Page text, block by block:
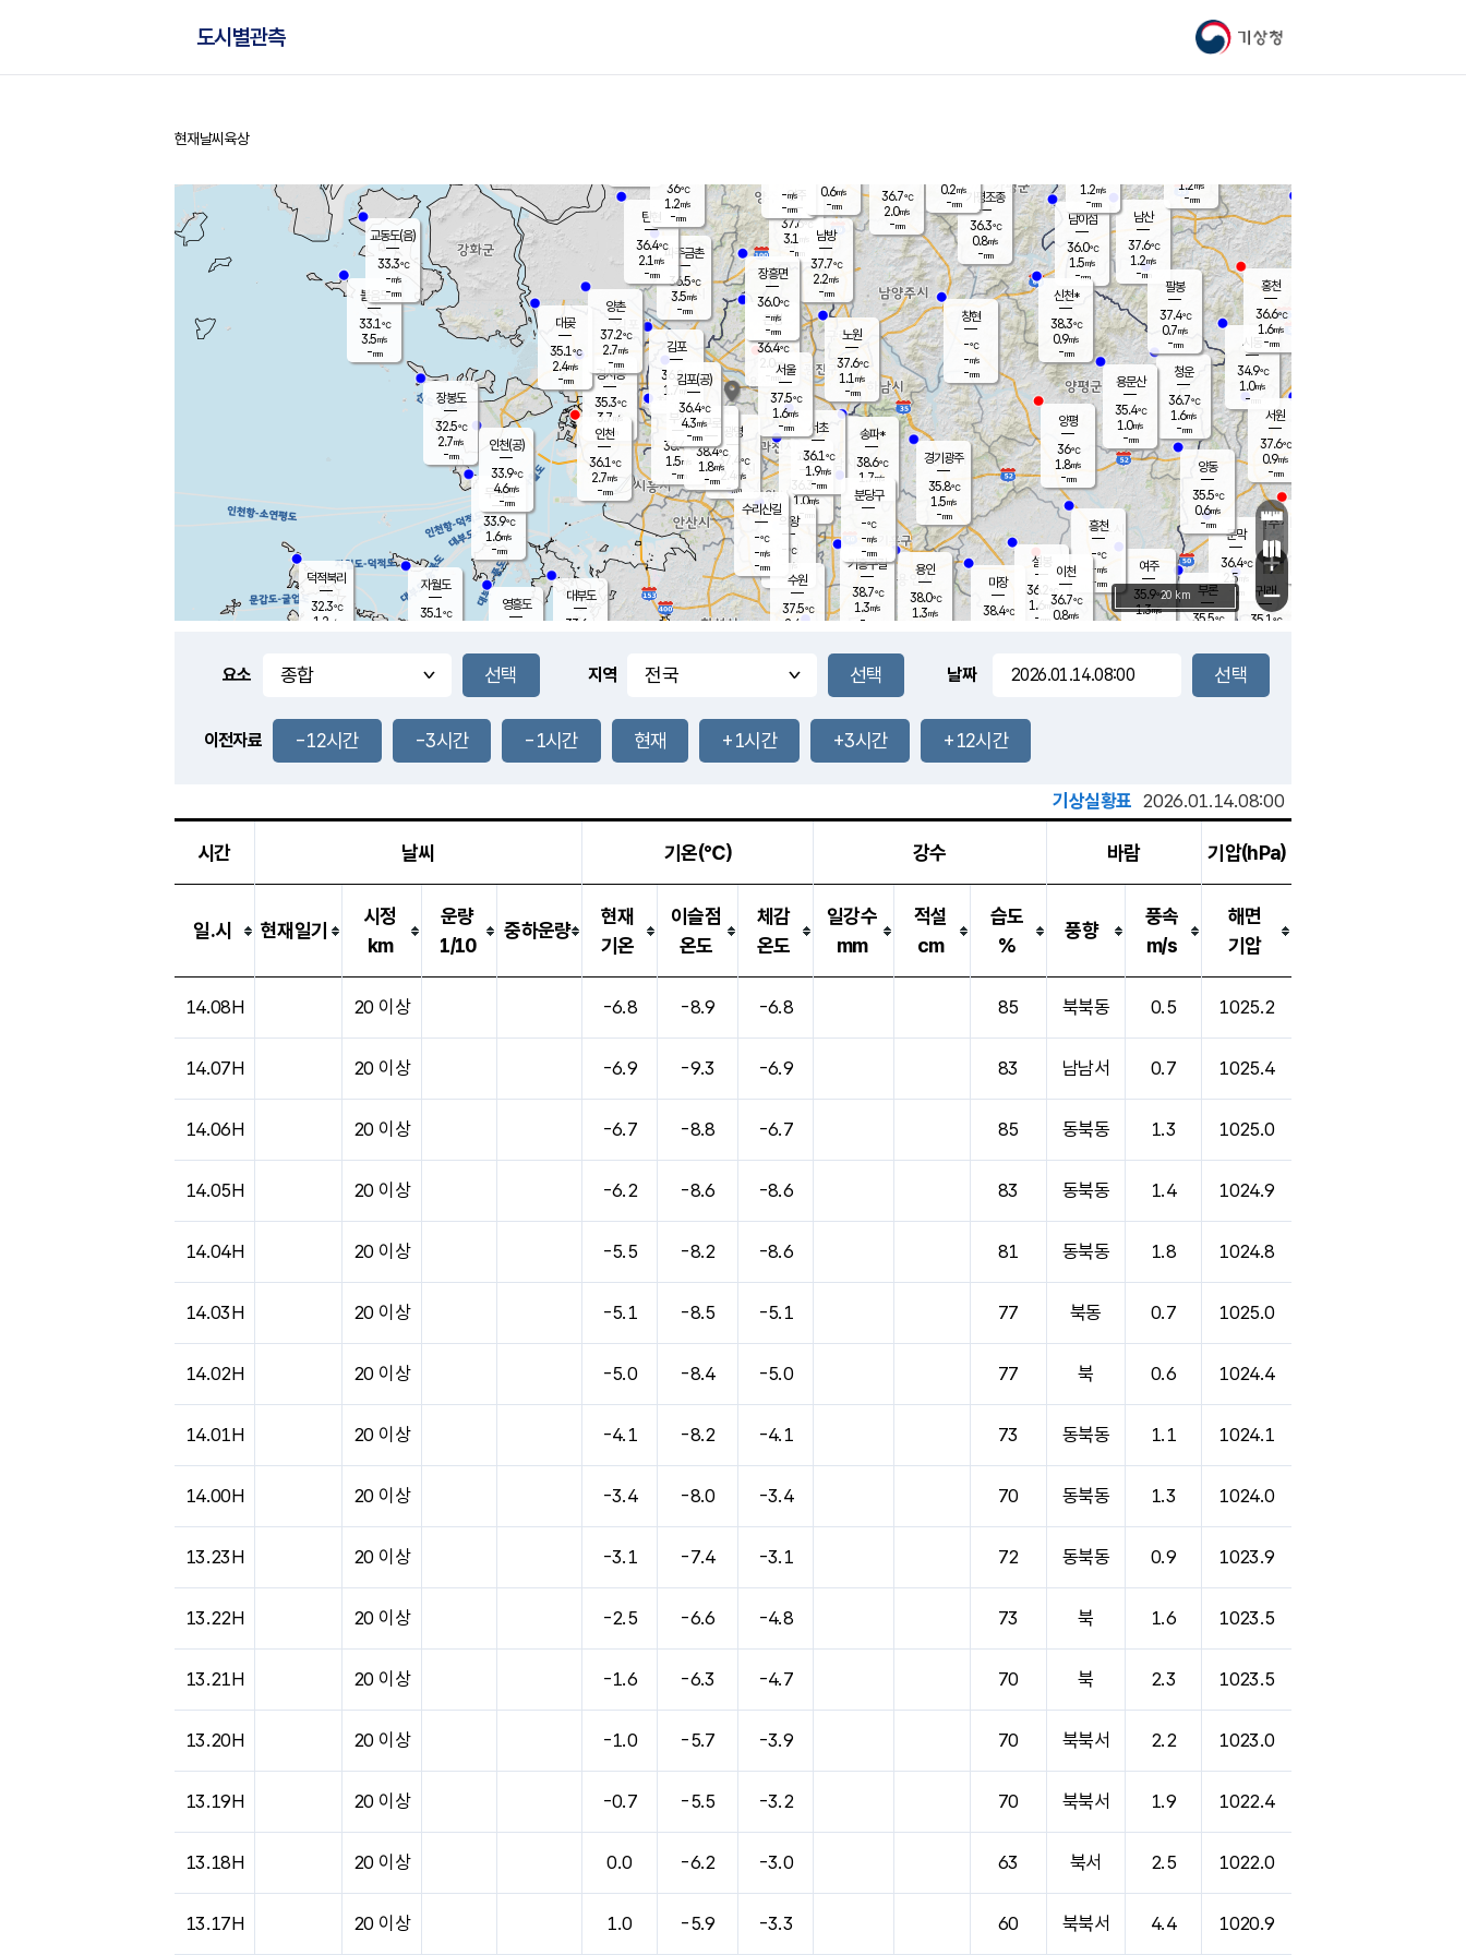
기상청
도시별관측
홈
현재날씨 육상
풍도
2.3m/s
문막
36.4℃
2.5m/s
mm
남이섬
36.0℃
1.5m/s
-mm
무의도
33.9℃
1.6m/s
-mm
영흥도
볼음도
33.1℃
3.5m/s
-mm
자월도
35.1℃
양주
37.6℃
3.1
-mm
부론
35.5℃
과천
36.3℃
1.0m/s
- mm
남산
37.6℃
1.2m/s
-mm
장봉도
32.5℃
2.7m/s
-mm
-mm
청운
36.7℃
1.6m/s
-mm
팔봉
37.4℃
0.7m/s
-mm
-mm
용인
38.0℃
1.3m/s
여주
35.9℃
1.3m/s
양동
35.5℃
0.6m/s
-mm
경기광주
35.8℃
1.5m/s
-mm
장호원
1.2m/s
-mm
34.2
℃
대부도
33.6
-
경서동
35.3℃
3.7 m/s
-mm
파주금촌
36.5℃
3.5m/s
-mm
가평조종
36.3℃
0.8m/s
-mm
36.7℃
2.0m/s
-mm
대곶
35.1℃
2.4m/s
-mm
신천*
38.3℃
0.9m/s
-mm
창현
-℃
-m/s
-mm
탄현
36.4℃
2.1 m/s
-mm
0.2m/s
-mm
38.0℃
1.5m/s
-mm
흥천
-℃
-m/s
-mm
마장
38.4℃
의왕
- ℃
m/s
mm
김포
36.8℃
1.7 m/s
mm
설봉
36.2
1.6 m/s
- mm
광명
37.4 ℃
2.4 m/s
-mm
부천
36.4℃
1.5m/s
-mm
-mm
양촌
37.2℃
2.7m/s
-mm
구로
38.4℃
1.8m/s
-mm
은평
36.4℃
2.0 m/s
- mm
노원
37.6℃
1.1 m/s
-mm
송파*
38.6℃
1.7m/s
-mm
서초
36.1℃
1.9m/s
-mm
남방
37.7℃
2.2m/s
-mm
기흥구갈
38.7℃
1.3m/s
-
수리산길
-℃
-m/s
-mm
분당구
-℃
-m/s
-mm
장흥면
36.0℃
-m/s
-mm
-m/s
-mm
시동
34.9℃
1.0m/s
- mm
귀래
35.1 ℃
서원
37.6℃
0.9m/s
-mm
용문산
35.4℃
1.0m/s
-mm
덕적북리
32.3℃
1.2 m/s
인천(공)
33.9℃
4.6m/s
-mm
김포(공)
36.4℃
4.3m/s
-mm
교동도(음)
33.3℃
-m/s
-mm
홍천
36.6℃
1.6m/s
-mm
이천
36.7℃
0.8m/s
양평
36℃
1.8m/s
-mm
수원
37.5℃
2.4 m/s
인천
36.1℃
2.7m/s
-mm
서울
37.5℃
1.6m/s
-mm
1.2m/s
-mm
36℃
1.2m/s
-mm
0.6m/s
-mm
+
−
20 km
요소 지역 날짜
이전자료 -12시간 -3시간 -1시간 현재 +1시간 +3시간 +12시간
기상실황표 2026.01.14.08:00
시간 날씨 기온(℃) 강수 바람 기압(hPa)
일.시 현재일기
시정
km
운량
1/10
중하운량
현재
기온
이슬점
온도
체감
온도
일강수
mm
적설
cm
습도
%
풍향
풍속
m/s
해면
기압
14.08H 20 이상 -6.8 -8.9 -6.8 85 북북동 0.5 1025.2
14.07H 20 이상 -6.9 -9.3 -6.9 83 남남서 0.7 1025.4
14.06H 20 이상 -6.7 -8.8 -6.7 85 동북동 1.3 1025.0
14.05H 20 이상 -6.2 -8.6 -8.6 83 동북동 1.4 1024.9
14.04H 20 이상 -5.5 -8.2 -8.6 81 동북동 1.8 1024.8
14.03H 20 이상 -5.1 -8.5 -5.1 77 북동 0.7 1025.0
14.02H 20 이상 -5.0 -8.4 -5.0 77 북 0.6 1024.4
14.01H 20 이상 -4.1 -8.2 -4.1 73 동북동 1.1 1024.1
14.00H 20 이상 -3.4 -8.0 -3.4 70 동북동 1.3 1024.0
13.23H 20 이상 -3.1 -7.4 -3.1 72 동북동 0.9 1023.9
13.22H 20 이상 -2.5 -6.6 -4.8 73 북 1.6 1023.5
13.21H 20 이상 -1.6 -6.3 -4.7 70 북 2.3 1023.5
13.20H 20 이상 -1.0 -5.7 -3.9 70 북북서 2.2 1023.0
13.19H 20 이상 -0.7 -5.5 -3.2 70 북북서 1.9 1022.4
13.18H 20 이상 0.0 -6.2 -3.0 63 북서 2.5 1022.0
13.17H 20 이상 1.0 -5.9 -3.3 60 북북서 4.4 1020.9